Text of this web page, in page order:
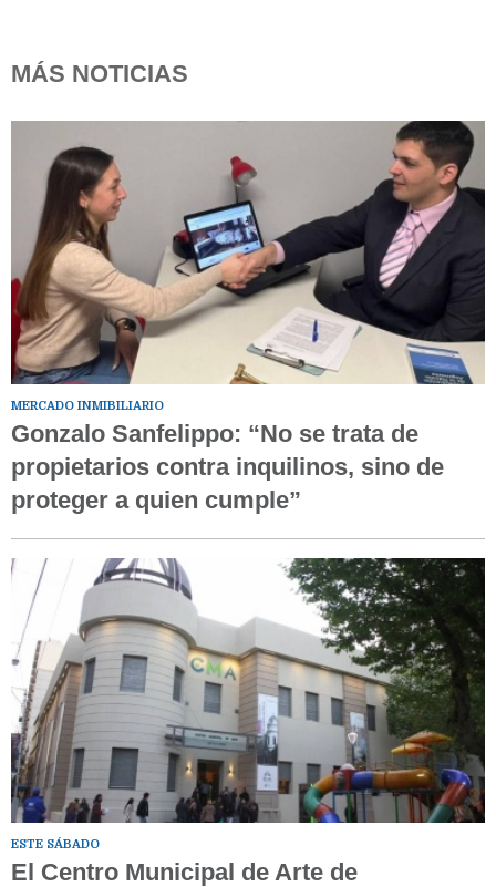
MÁS NOTICIAS
MERCADO INMIBILIARIO
Gonzalo Sanfelippo: “No se trata de
propietarios contra inquilinos, sino de
proteger a quien cumple”
ESTE SÁBADO
El Centro Municipal de Arte de